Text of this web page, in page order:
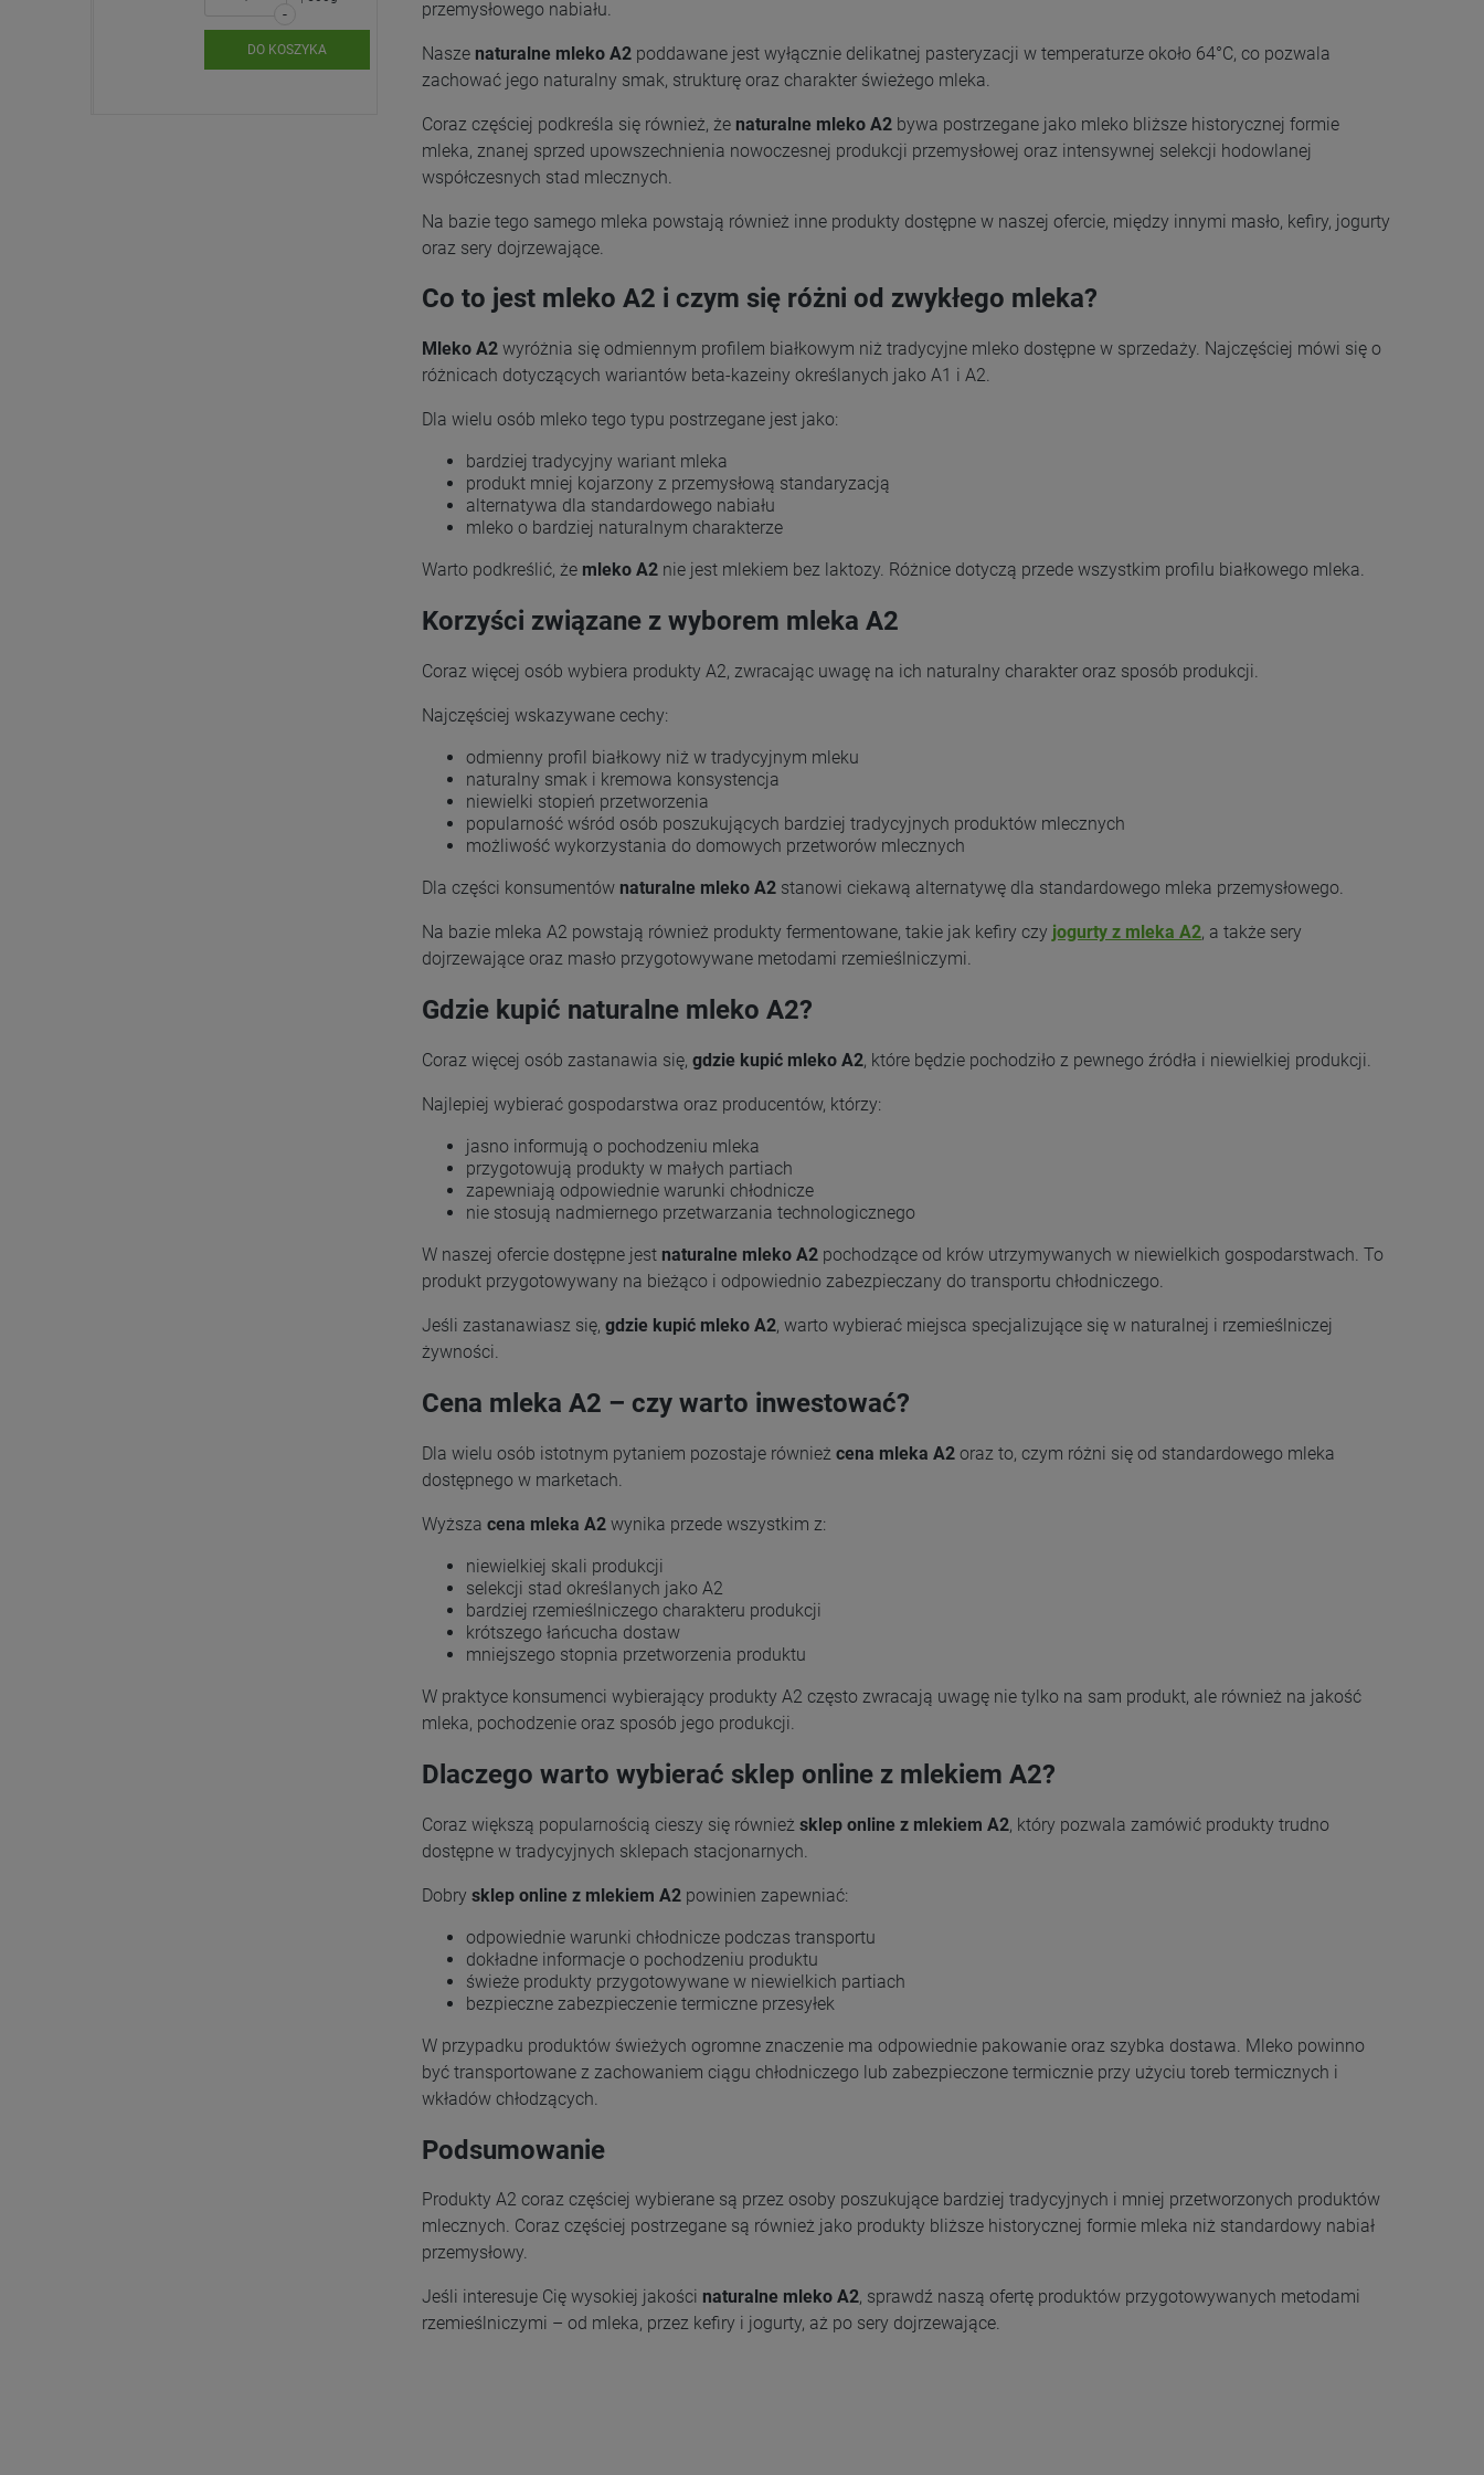
-
DO KOSZYKA
-
DO KOSZYKA DO KOSZYKA
przemysłowego nabiału.
Nasze naturalne mleko A2 poddawane jest wyłącznie delikatnej pasteryzacji w temperaturze około 64°C, co pozwala
zachować jego naturalny smak, strukturę oraz charakter świeżego mleka.
Coraz częściej podkreśla się również, że naturalne mleko A2 bywa postrzegane jako mleko bliższe historycznej formie
mleka, znanej sprzed upowszechnienia nowoczesnej produkcji przemysłowej oraz intensywnej selekcji hodowlanej
współczesnych stad mlecznych.
Na bazie tego samego mleka powstają również inne produkty dostępne w naszej ofercie, między innymi masło, kefiry, jogurty
oraz sery dojrzewające.
Co to jest mleko A2 i czym się różni od zwykłego mleka?
Mleko A2 wyróżnia się odmiennym profilem białkowym niż tradycyjne mleko dostępne w sprzedaży. Najczęściej mówi się o
różnicach dotyczących wariantów beta-kazeiny określanych jako A1 i A2.
Dla wielu osób mleko tego typu postrzegane jest jako:
bardziej tradycyjny wariant mleka
produkt mniej kojarzony z przemysłową standaryzacją
alternatywa dla standardowego nabiału
mleko o bardziej naturalnym charakterze
Warto podkreślić, że mleko A2 nie jest mlekiem bez laktozy. Różnice dotyczą przede wszystkim profilu białkowego mleka.
Korzyści związane z wyborem mleka A2
Coraz więcej osób wybiera produkty A2, zwracając uwagę na ich naturalny charakter oraz sposób produkcji.
Najczęściej wskazywane cechy:
odmienny profil białkowy niż w tradycyjnym mleku
naturalny smak i kremowa konsystencja
niewielki stopień przetworzenia
popularność wśród osób poszukujących bardziej tradycyjnych produktów mlecznych
możliwość wykorzystania do domowych przetworów mlecznych
Dla części konsumentów naturalne mleko A2 stanowi ciekawą alternatywę dla standardowego mleka przemysłowego.
Na bazie mleka A2 powstają również produkty fermentowane, takie jak kefiry czy jogurty z mleka A2, a także sery
dojrzewające oraz masło przygotowywane metodami rzemieślniczymi.
Gdzie kupić naturalne mleko A2?
Coraz więcej osób zastanawia się, gdzie kupić mleko A2, które będzie pochodziło z pewnego źródła i niewielkiej produkcji.
Najlepiej wybierać gospodarstwa oraz producentów, którzy:
jasno informują o pochodzeniu mleka
przygotowują produkty w małych partiach
zapewniają odpowiednie warunki chłodnicze
nie stosują nadmiernego przetwarzania technologicznego
W naszej ofercie dostępne jest naturalne mleko A2 pochodzące od krów utrzymywanych w niewielkich gospodarstwach. To
produkt przygotowywany na bieżąco i odpowiednio zabezpieczany do transportu chłodniczego.
Jeśli zastanawiasz się, gdzie kupić mleko A2, warto wybierać miejsca specjalizujące się w naturalnej i rzemieślniczej
żywności.
Cena mleka A2 – czy warto inwestować?
Dla wielu osób istotnym pytaniem pozostaje również cena mleka A2 oraz to, czym różni się od standardowego mleka
dostępnego w marketach.
Wyższa cena mleka A2 wynika przede wszystkim z:
niewielkiej skali produkcji
selekcji stad określanych jako A2
bardziej rzemieślniczego charakteru produkcji
krótszego łańcucha dostaw
mniejszego stopnia przetworzenia produktu
W praktyce konsumenci wybierający produkty A2 często zwracają uwagę nie tylko na sam produkt, ale również na jakość
mleka, pochodzenie oraz sposób jego produkcji.
Dlaczego warto wybierać sklep online z mlekiem A2?
Coraz większą popularnością cieszy się również sklep online z mlekiem A2, który pozwala zamówić produkty trudno
dostępne w tradycyjnych sklepach stacjonarnych.
Dobry sklep online z mlekiem A2 powinien zapewniać:
odpowiednie warunki chłodnicze podczas transportu
dokładne informacje o pochodzeniu produktu
świeże produkty przygotowywane w niewielkich partiach
bezpieczne zabezpieczenie termiczne przesyłek
W przypadku produktów świeżych ogromne znaczenie ma odpowiednie pakowanie oraz szybka dostawa. Mleko powinno
być transportowane z zachowaniem ciągu chłodniczego lub zabezpieczone termicznie przy użyciu toreb termicznych i
wkładów chłodzących.
Podsumowanie
Produkty A2 coraz częściej wybierane są przez osoby poszukujące bardziej tradycyjnych i mniej przetworzonych produktów
mlecznych. Coraz częściej postrzegane są również jako produkty bliższe historycznej formie mleka niż standardowy nabiał
przemysłowy.
Jeśli interesuje Cię wysokiej jakości naturalne mleko A2, sprawdź naszą ofertę produktów przygotowywanych metodami
rzemieślniczymi – od mleka, przez kefiry i jogurty, aż po sery dojrzewające.